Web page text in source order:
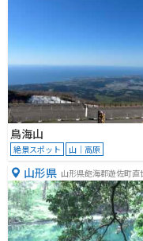
鳥海山
絶景スポット 山｜高原
山形県 山形県飽海郡遊佐町直
７